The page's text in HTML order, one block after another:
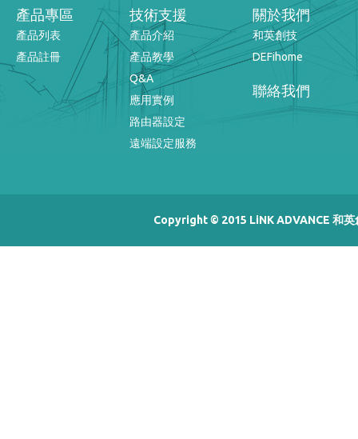
產品專區
產品列表
產品註冊
技術支援
產品介紹
產品教學
Q&A
應用實例
路由器設定
遠端設定服務
關於我們
和英創技
DEFihome
聯絡我們
Copyright © 2015 LiNK ADVANCE 和